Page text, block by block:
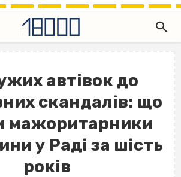
автівок до
скандалів: що
мажоритарники
у Раді за шість
років